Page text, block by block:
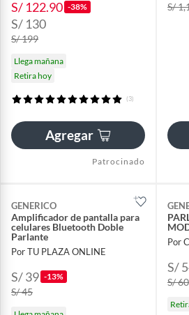
S/ 122.90 -38%
S/ 130
S/ 199
Llega mañana
Retira hoy
(3)
Agregar
Patrocinado
S/
GENERICO
Amplificador de pantalla para
celulares Bluetooth Doble
Parlante
Por TU PLAZA ONLINE
S/ 39 -13%
S/ 45
Por
S/
S/